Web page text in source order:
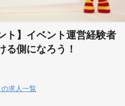
ト】イベント運営経験者
る側になろう！
求人一覧